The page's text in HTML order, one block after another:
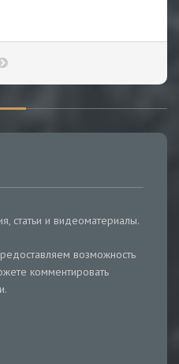
статьи и видеоматериалы.
возможность
комментировать